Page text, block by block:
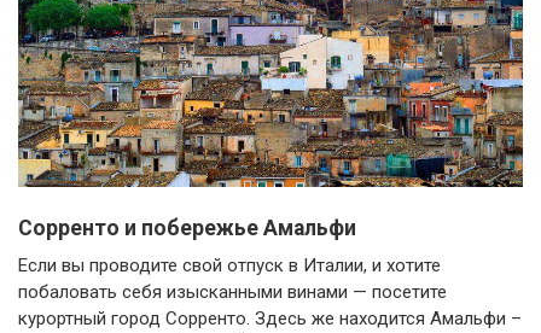
Сорренто и побережье Амальфи
Если вы проводите свой отпуск в Италии, и хотите
побаловать себя изысканными винами — посетите
курортный город Сорренто. Здесь же находится Амальфи –